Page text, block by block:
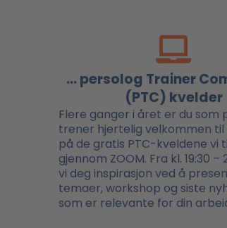
... persolog Trainer
(PTC) kvelder
Flere ganger i året er du som
trener hjertelig velkommen til
på de gratis PTC-kveldene vi
gjennom ZOOM. Fra kl. 19:30 –
vi deg inspirasjon ved å
temaer, workshop og siste
som er relevante for din